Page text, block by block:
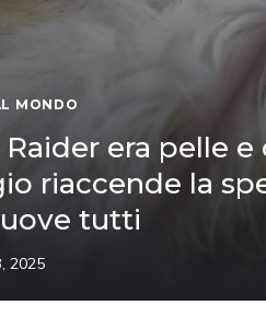
MONDO
era pelle e
riaccende la
tutti
2025